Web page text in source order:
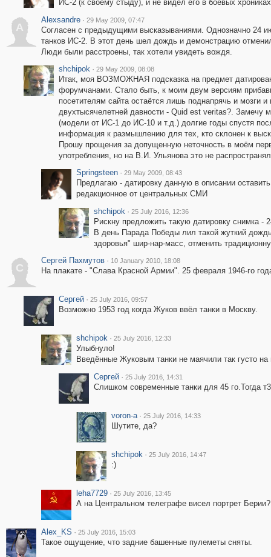
ИС-2 (к своему стыду), и не видел его в боевых
A
Alexsandre · 29 May 2009, 07:47
Согласен с предыдущими высказываниями. Однозначно 24
танков ИС-2. В этот день шел дождь и демонстрацию
Люди были расстроены, так хотели увидеть вождя.
shchipok · 29 May 2009, 08:08
Итак, моя ВОЗМОЖНАЯ подсказка на предмет
форумчанами. Стало быть, к моим двум версиям
посетителям сайта остаётся лишь поднапрячь и мозги и
двухтысячелетней давности - Quid est veritas?.
(модели от ИС-1 до ИС-10 и т.д.) долгие годы спустя
информация к размышлению для тех, кто склонен к
Прошу прощения за допущенную неточность в моём
употребления, но на В.И. Ульянова это не
Springsteen · 29 May 2009, 08:43
Предлагаю - датировку данную в описании
редакционное от центральных СМИ
shchipok · 25 July 2016, 12:36
Рискну предложить такую датировку снимка -
В день Парада Победы лил такой жуткий
здоровья" шир-нар-масс, отменить
С
Сергей Пахмутов · 10 January 2010, 18:08
На плакате - "Слава Красной Армии". 25 февраля 1946-го
Сергей · 25 July 2016, 09:57
Возможно 1953 год когда Жуков ввёл танки в Москву.
shchipok · 25 July 2016, 12:33
Улыбнуло!
Введённые Жуковым танки не маячили так густо
Сергей · 25 July 2016, 14:31
Слишком современные танки для 45 го.Тогда
voron-a · 25 July 2016, 14:33
Шутите, да?
shchipok · 25 July 2016, 14:47
:)
leha7729 · 25 July 2016, 13:45
А на Центральном телеграфе висел портрет
Alex_KS · 25 July 2016, 15:03
Такое ощущение, что задние башенные пулеметы сняты.